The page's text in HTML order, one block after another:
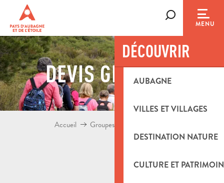
contenu
principal
MENU
DÉCOUVRIR
AUBAGNE
VILLES ET VILLAGES
DESTINATION NATURE
CULTURE ET
DEVIS GROUPES
Accueil Groupes